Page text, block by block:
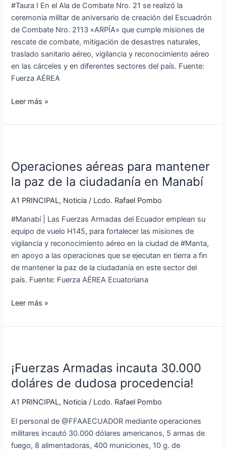
#Taura I En el Ala de Combate Nro. 21 se realizó la
ceremonia militar de aniversario de creación del Escuadrón
de Combate Nro. 2113 «ARPÍA» que cumple misiones de
rescate de combate, mitigación de desastres naturales,
traslado sanitario aéreo, vigilancia y reconocimiento aéreo
en las cárceles y en diferentes sectores del país. Fuente:
Fuerza AÉREA
2113
«ARPÍA»
Leer más »
Operaciones aéreas para mantener
la paz de la ciudadanía en Manabí
A1 PRINCIPAL, Noticia / Lcdo. Rafael Pombo
#Manabí | Las Fuerzas Armadas del Ecuador emplean su
equipo de vuelo H145, para fortalecer las misiones de
vigilancia y reconocimiento aéreo en la ciudad de #Manta,
en apoyo a las operaciones que se ejecutan en tierra a fin
de mantener la paz de la ciudadanía en este sector del
país. Fuente: Fuerza AÉREA Ecuatoriana
para
mantener
paz
de
ciudadanía
en
Manabí
Leer más »
¡Fuerzas Armadas incauta 30.000
doláres de dudosa procedencia!
A1 PRINCIPAL, Noticia / Lcdo. Rafael Pombo
El personal de @FFAAECUADOR mediante operaciones
militares incautó 30.000 dólares americanos, 5 armas de
fuego, 8 alimentadoras, 400 municiones, 10 g. de
incauta
30.000
de
procedencia!